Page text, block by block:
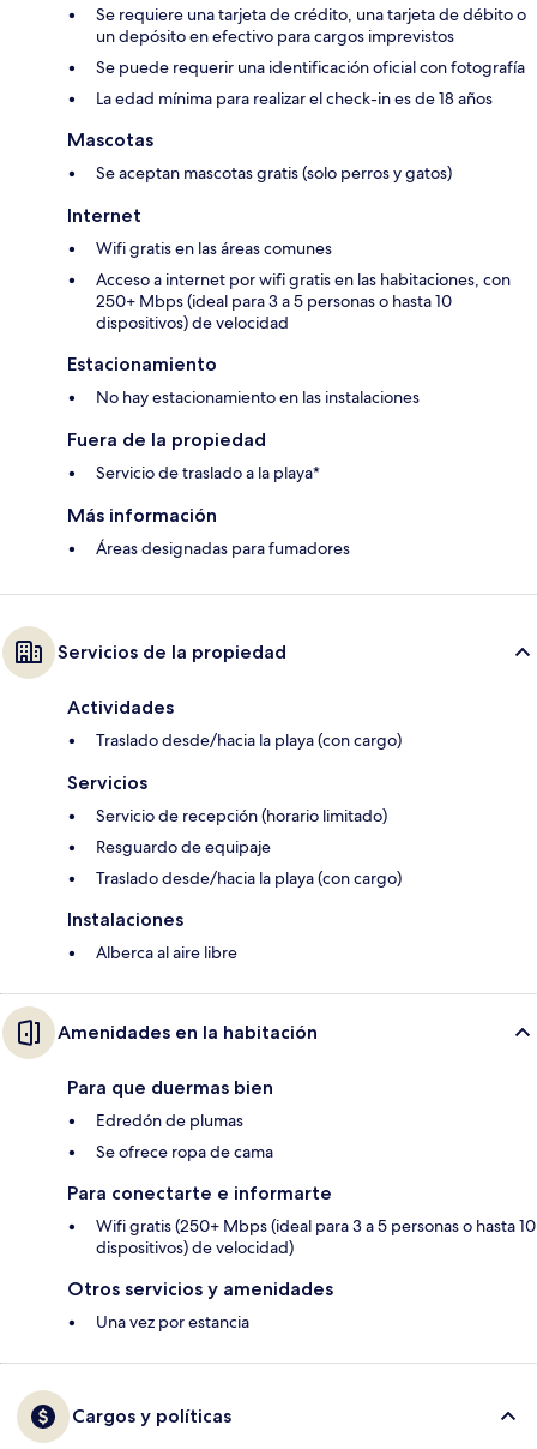
Se requiere una tarjeta de crédito, una tarjeta de débito o
un depósito en efectivo para cargos imprevistos
Se puede requerir una identificación oficial con fotografía
La edad mínima para realizar el check-in es de 18 años
Mascotas
Se aceptan mascotas gratis (solo perros y gatos)
Internet
Wifi gratis en las áreas comunes
Acceso a internet por wifi gratis en las habitaciones, con
250+ Mbps (ideal para 3 a 5 personas o hasta 10
dispositivos) de velocidad
Estacionamiento
No hay estacionamiento en las instalaciones
Fuera de la propiedad
Servicio de traslado a la playa*
Más información
Áreas designadas para fumadores
Servicios de la propiedad
Actividades
Traslado desde/hacia la playa (con cargo)
Servicios
Servicio de recepción (horario limitado)
Resguardo de equipaje
Traslado desde/hacia la playa (con cargo)
Instalaciones
Alberca al aire libre
Amenidades en la habitación
Para que duermas bien
Edredón de plumas
Se ofrece ropa de cama
Para conectarte e informarte
Wifi gratis (250+ Mbps (ideal para 3 a 5 personas o hasta 10
dispositivos) de velocidad)
Otros servicios y amenidades
Una vez por estancia
Cargos y políticas